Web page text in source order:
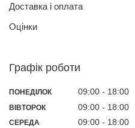
Доставка і оплата
Оцінки
Графік роботи
ПОНЕДІЛОК 09:00 18:00
ВІВТОРОК 09:00 18:00
СЕРЕДА 09:00 18:00